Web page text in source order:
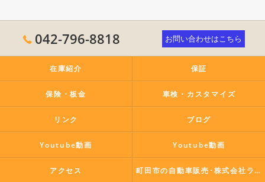
042-796-8818 お問い合わせはこちら
在庫紹介 保証
保険・板金 車検・カスタマイズ
リンク ブログ
Youtube動画 Youtube動画
アクセス 町田市の自動車販売･株式会社ラポールコーポレーションの口コミ情報